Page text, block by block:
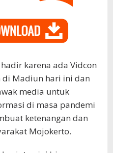
karena ada Vidcon
di Madiun hari ini dan
media untuk
di masa pandemi
ketenangan dan
Mojokerto.